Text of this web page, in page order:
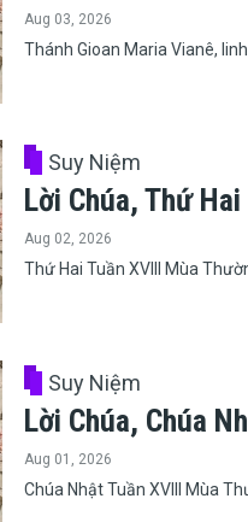
Aug 03, 2026
Thánh Gioan Maria Vianê,
Suy Niệm
Lời Chúa, Thứ
Aug 02, 2026
Thứ Hai Tuần XVIII Mùa
Suy Niệm
Lời Chúa, Chúa
Aug 01, 2026
Chúa Nhật Tuần XVIII Mùa